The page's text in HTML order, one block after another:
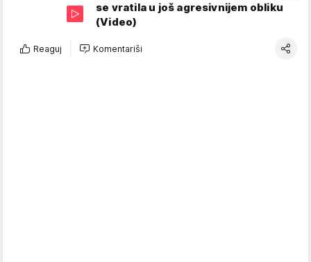
se vratila u još agresivnijem obliku
(Video)
Reaguj Komentariši